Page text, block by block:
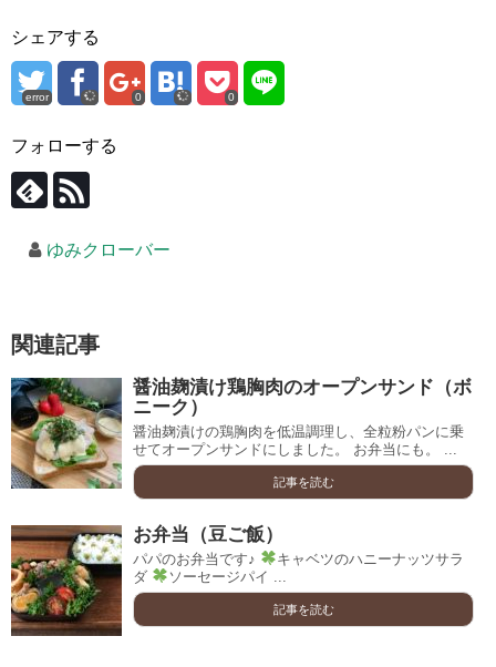
シェアする
error 0 0
フォローする
ゆみクローバー
関連記事
醤油麹漬け鶏胸肉のオープンサンド（ボ
ニーク）
醤油麹漬けの鶏胸肉を低温調理し、全粒粉パンに乗
せてオープンサンドにしました。 お弁当にも。 ...
記事を読む
お弁当（豆ご飯）
パパのお弁当です♪
キャベツのハニーナッツサラ
ダ
ソーセージパイ ...
記事を読む